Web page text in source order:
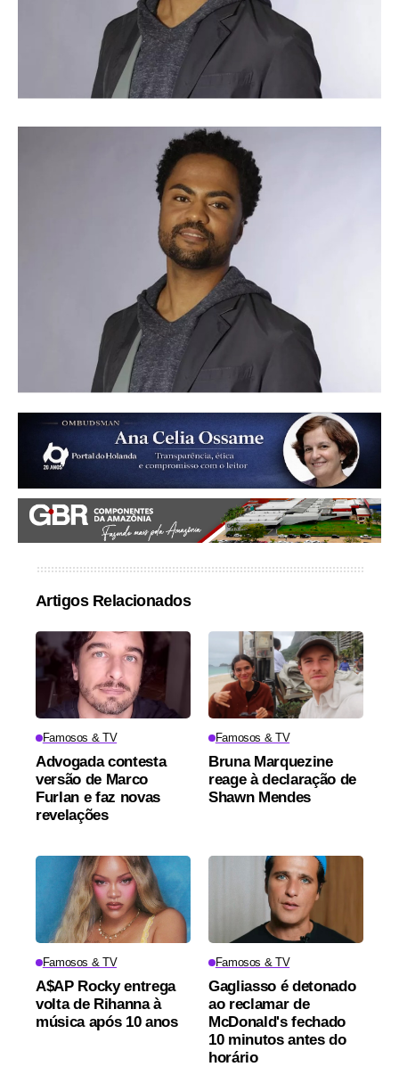
Artigos Relacionados
Famosos & TV
Advogada contesta
versão de Marco
Furlan e faz novas
revelações
Famosos & TV
Bruna Marquezine
reage à declaração de
Shawn Mendes
Famosos & TV
A$AP Rocky entrega
volta de Rihanna à
música após 10 anos
Famosos & TV
Gagliasso é detonado
ao reclamar de
McDonald's fechado
10 minutos antes do
horário